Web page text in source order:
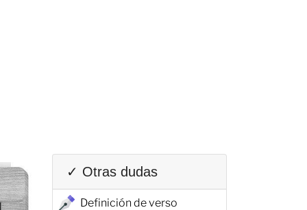
✓ Otras dudas
Definición de verso